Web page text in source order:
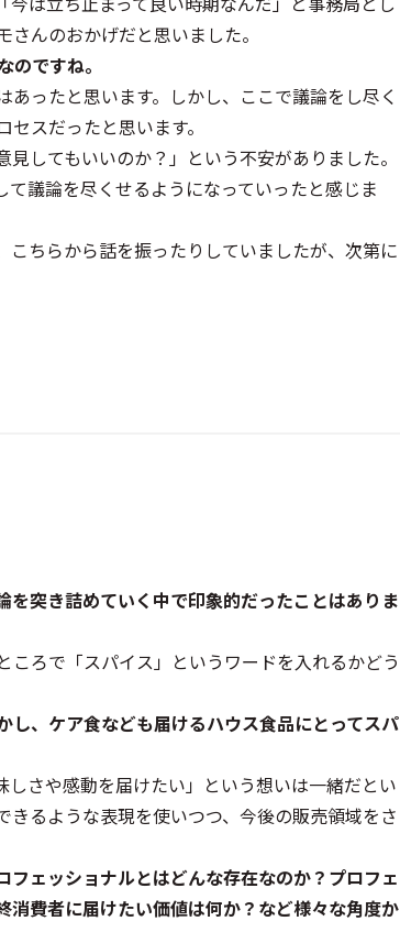
んのおかげだと思いました。
のですね。
ったと思います。しかし、ここで議論をし尽く
スだったと思います。
してもいいのか？」という不安がありました。
議論を尽くせるようになっていったと感じま
ちらから話を振ったりしていましたが、次第に
を突き詰めていく中で印象的だったことはありま
ろで「スパイス」というワードを入れるかどう
し、ケア食なども届けるハウス食品にとってスパ
さや感動を届けたい」という想いは一緒だとい
るような表現を使いつつ、今後の販売領域をさ
フェッショナルとはどんな存在なのか？プロフェ
費者に届けたい価値は何か？など様々な角度か